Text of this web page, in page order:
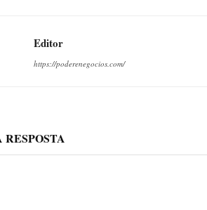
Editor
https://poderenegocios.com/